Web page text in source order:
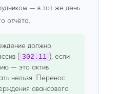
— в тот же день
отчёта.
должно
( 302.11 ), если
— это актив
нельзя. Перенос
авансового